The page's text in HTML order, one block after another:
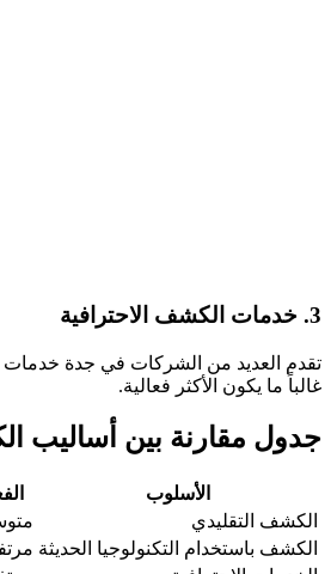
3. خدمات الكشف الاحترافية
تقدم العديد من الشركات في جدة خدمات
غالباً ما يكون الأكثر فعالية.
جدول مقارنة بين أساليب
الأسلوب
الكشف التقليدي
الكشف باستخدام التكنولوجيا الحديثة